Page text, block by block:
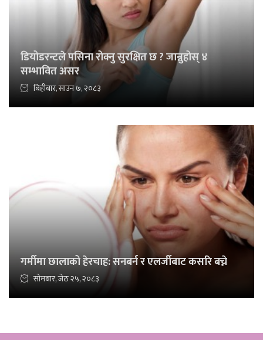
डियोडरन्टले पसिना रोक्नु सुरक्षित छ ? जान्नुहोस् ४
सम्भावित असर
बिहीबार, साउन ७, २०८३
गर्मीमा छालाको हेरचाह: सनबर्न र एलर्जीबाट कसरि बच्ने
सोमबार, जेठ २५, २०८३